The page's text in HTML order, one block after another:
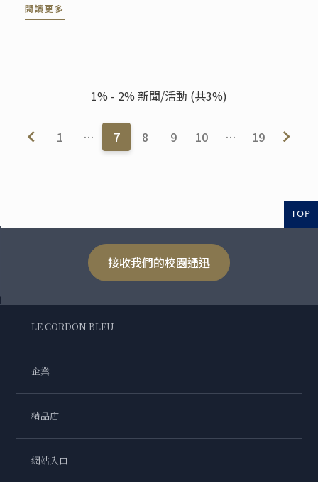
閱讀更多
1% - 2% 新聞/活動 (共3%)
1 … 7 8 9 10 … 19
TOP
接收我們的校園通迅
LE CORDON BLEU
企業
精品店
網站入口